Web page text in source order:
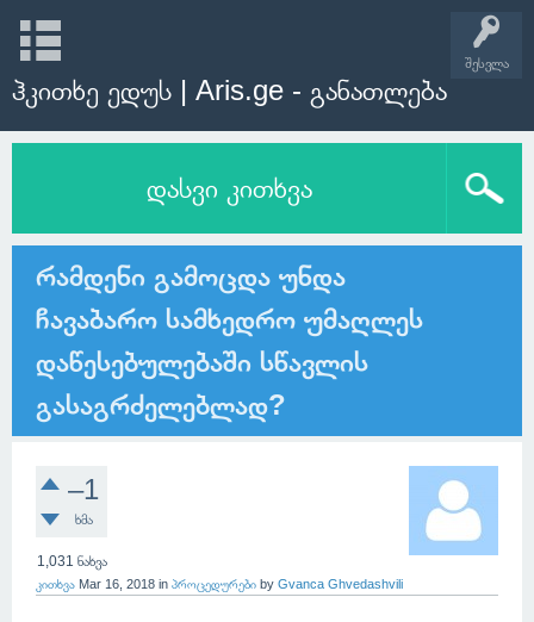
შესვლა
ჰკითხე ედუს | Aris.ge - განათლება
დასვი კითხვა
რამდენი გამოცდა უნდა
ჩავაბარო სამხედრო უმაღლეს
დაწესებულებაში სწავლის
გასაგრძელებლად?
–1
ხმა
1,031 ნახვა
კითხვა Mar 16, 2018 in პროცედურები by Gvanca Ghvedashvili